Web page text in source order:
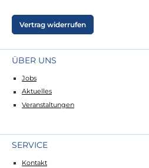
Vertrag widerrufen
ÜBER UNS
Jobs
Aktuelles
Veranstaltungen
SERVICE
Kontakt